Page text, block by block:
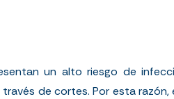
un alto riesgo de
de cortes. Por esta razón,